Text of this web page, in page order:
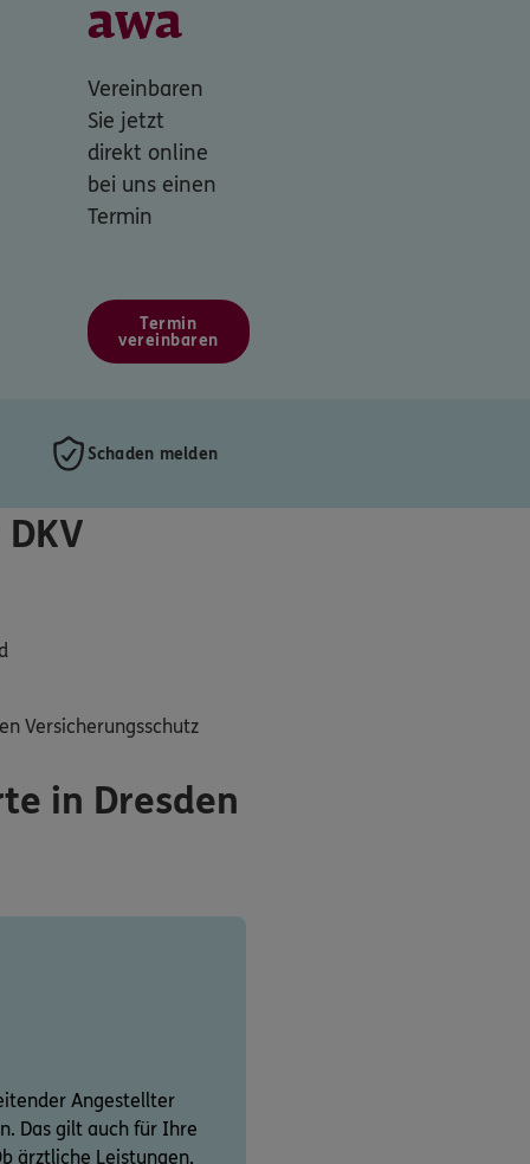
awa
Vereinbaren
Sie jetzt
direkt online
bei uns einen
Termin
Termin
vereinbaren
Schaden melden
Versicherungsschutz
in Dresden
Angestellter
Das gilt auch für Ihre
ärztliche Leistungen,